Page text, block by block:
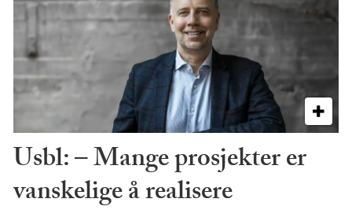
Usbl: – Mange prosjekter er
vanskelige å realisere